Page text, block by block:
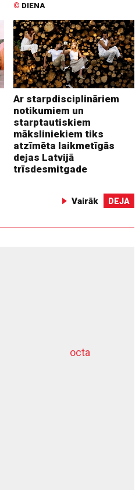
© DIENA
Ar starpdisciplināriem
notikumiem un
starptautiskiem
māksliniekiem tiks
atzīmēta laikmetīgās
dejas Latvijā
trīsdesmitgade
Vairāk DEJA
octa
dziļurbums